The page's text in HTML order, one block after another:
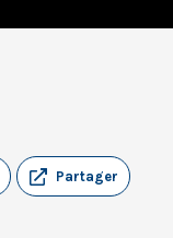
Partager